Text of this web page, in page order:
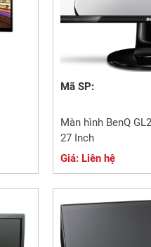
Mã SP:
Màn hình BenQ
27 Inch
Giá: Liên hệ